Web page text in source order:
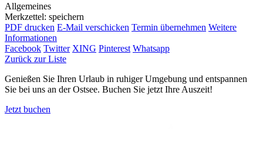
Allgemeines
Merkzettel: speichern
PDF drucken E-Mail verschicken Termin übernehmen Weitere
Informationen
Facebook Twitter XING Pinterest Whatsapp
Zurück zur Liste
Genießen Sie Ihren Urlaub in ruhiger Umgebung und entspannen
Sie bei uns an der Ostsee. Buchen Sie jetzt Ihre Auszeit!
Jetzt buchen